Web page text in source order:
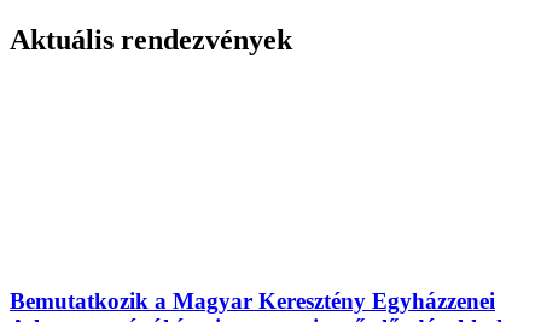
Aktuális rendezvények
Bemutatkozik a Magyar Keresztény Egyházzenei